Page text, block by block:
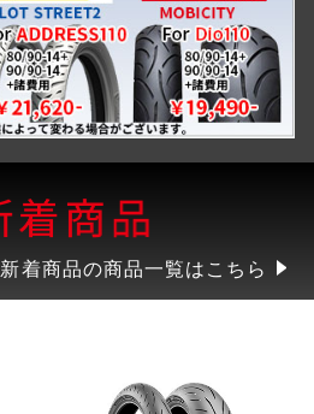
新着商品の商品一覧はこちら